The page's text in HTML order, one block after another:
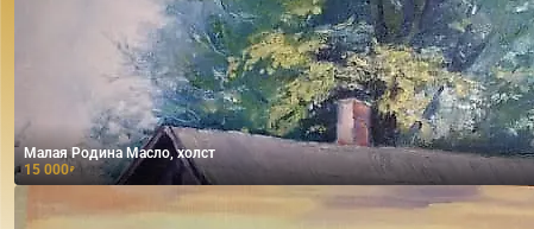
Малая Родина Масло, холст
15 000₽